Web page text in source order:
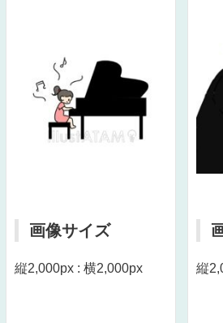
画像サイズ
縦2,000px : 横2,000px 縦